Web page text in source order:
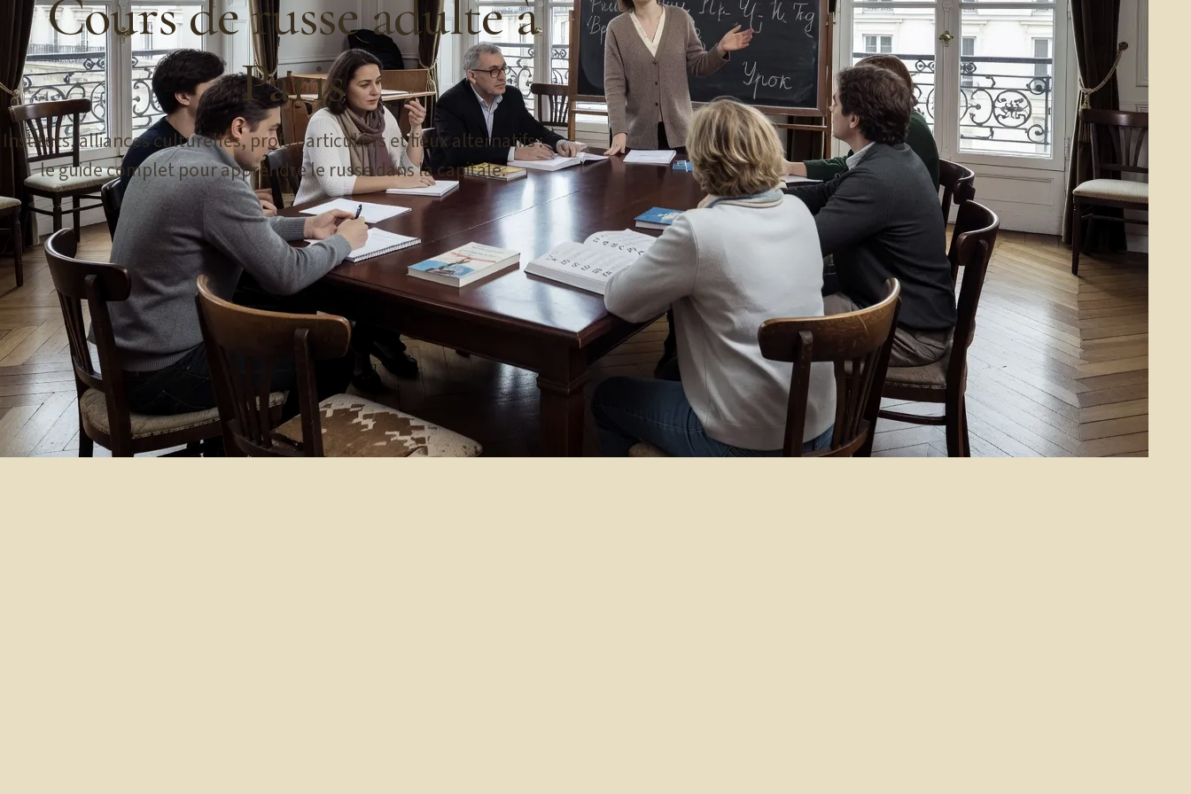
Д
Cours de russe adulte à
Paris
Instituts, alliances culturelles, profs particuliers et lieux alternatifs :
le guide complet pour apprendre le russe dans la capitale.